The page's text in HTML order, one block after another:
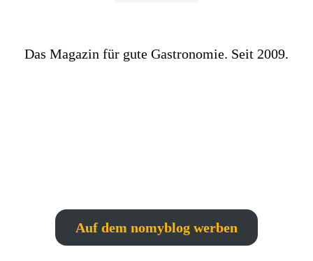
Das Magazin für gute Gastronomie. Seit 2009.
Auf dem nomyblog werben